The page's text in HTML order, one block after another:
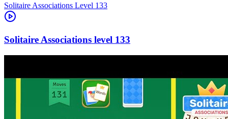
Level 133
133